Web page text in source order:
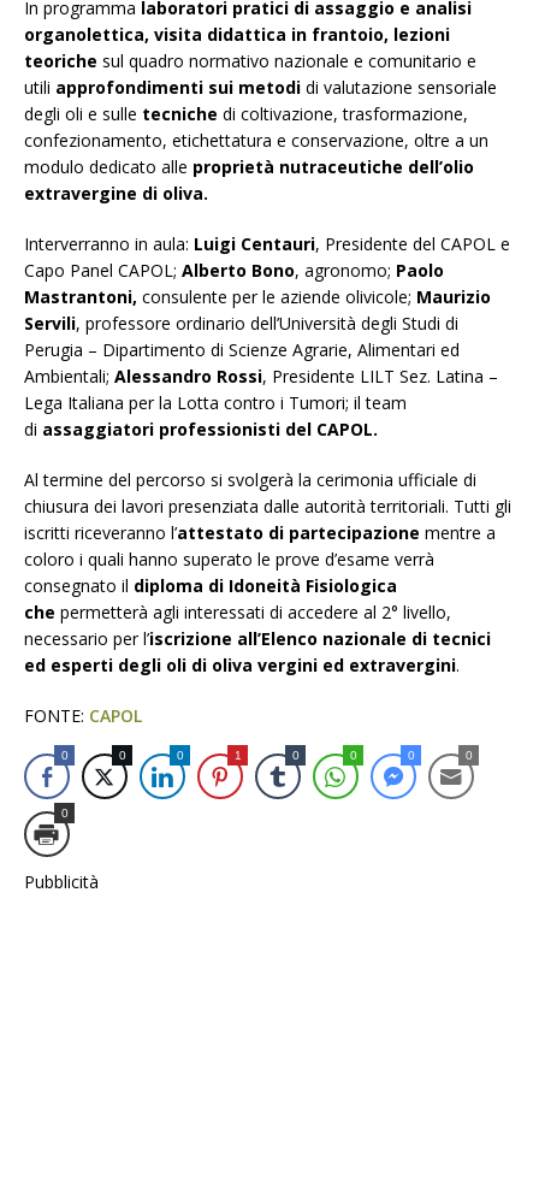
In programma laboratori pratici di assaggio e analisi
organolettica, visita didattica in frantoio, lezioni
teoriche sul quadro normativo nazionale e comunitario e
utili approfondimenti sui metodi di valutazione sensoriale
degli oli e sulle tecniche di coltivazione, trasformazione,
confezionamento, etichettatura e conservazione, oltre a un
modulo dedicato alle proprietà nutraceutiche dell’olio
extravergine di oliva.
Interverranno in aula: Luigi Centauri, Presidente del CAPOL e
Capo Panel CAPOL; Alberto Bono, agronomo; Paolo
Mastrantoni, consulente per le aziende olivicole; Maurizio
Servili, professore ordinario dell’Università degli Studi di
Perugia – Dipartimento di Scienze Agrarie, Alimentari ed
Ambientali; Alessandro Rossi, Presidente LILT Sez. Latina –
Lega Italiana per la Lotta contro i Tumori; il team
di assaggiatori professionisti del CAPOL.
Al termine del percorso si svolgerà la cerimonia ufficiale di
chiusura dei lavori presenziata dalle autorità territoriali. Tutti gli
iscritti riceveranno l’attestato di partecipazione mentre a
coloro i quali hanno superato le prove d’esame verrà
consegnato il diploma di Idoneità Fisiologica
che permetterà agli interessati di accedere al 2° livello,
necessario per l’iscrizione all’Elenco nazionale di tecnici
ed esperti degli oli di oliva vergini ed extravergini.
FONTE: CAPOL
0 0 0 1 0 0 0 0
0
Pubblicità